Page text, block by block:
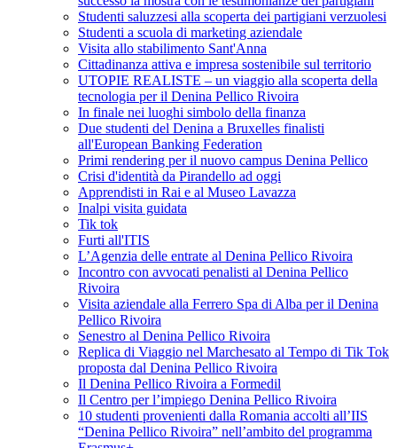
Studenti saluzzesi alla scoperta dei partigiani verzuolesi
Studenti a scuola di marketing aziendale
Visita allo stabilimento Sant'Anna
Cittadinanza attiva e impresa sostenibile sul territorio
UTOPIE REALISTE – un viaggio alla scoperta della
tecnologia per il Denina Pellico Rivoira
In finale nei luoghi simbolo della finanza
Due studenti del Denina a Bruxelles finalisti
all'European Banking Federation
Primi rendering per il nuovo campus Denina Pellico
Crisi d'identità da Pirandello ad oggi
Apprendisti in Rai e al Museo Lavazza
Inalpi visita guidata
Tik tok
Furti all'ITIS
L’Agenzia delle entrate al Denina Pellico Rivoira
Incontro con avvocati penalisti al Denina Pellico
Rivoira
Visita aziendale alla Ferrero Spa di Alba per il Denina
Pellico Rivoira
Senestro al Denina Pellico Rivoira
Replica di Viaggio nel Marchesato al Tempo di Tik Tok
proposta dal Denina Pellico Rivoira
Il Denina Pellico Rivoira a Formedil
Il Centro per l’impiego Denina Pellico Rivoira
10 studenti provenienti dalla Romania accolti all’IIS
“Denina Pellico Rivoira” nell’ambito del programma